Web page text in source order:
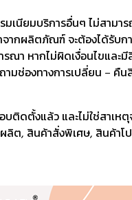
มเนียมบริการอื่นๆ ไม่สามา
กผลิตภัณฑ์ จะต้องได้รับก
ณา หากไม่ผิดเงื่อนไขและ
ามช่องทางการเปลี่ยน –
บติดตั้งแล้ว และไม่ใช่สาเ
ต, สินค้าสั่งพิเศษ, สินค้าโ